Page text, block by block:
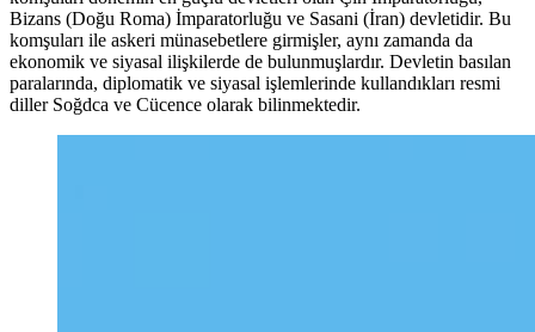
Bizans (Doğu Roma) İmparatorluğu ve Sasani (İran) devletidir. Bu
komşuları ile askeri münasebetlere girmişler, aynı zamanda da
ekonomik ve siyasal ilişkilerde de bulunmuşlardır. Devletin basılan
paralarında, diplomatik ve siyasal işlemlerinde kullandıkları resmi
diller Soğdca ve Cücence olarak bilinmektedir.